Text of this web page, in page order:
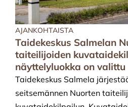
AJANKOHTAISTA
Taidekeskus Salmelan
taiteilijoiden
näyttelyluokka on valittu
Taidekeskus Salmela
seitsemännen Nuorten